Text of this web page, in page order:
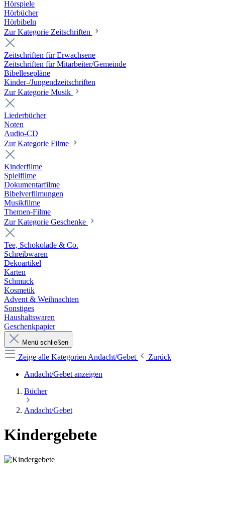
Hörspiele
Hörbücher
Hörbibeln
Zur Kategorie Zeitschriften
Zeitschriften für Erwachsene
Zeitschriften für Mitarbeiter/Gemeinde
Bibellesepläne
Kinder-/Jungendzeitschriften
Zur Kategorie Musik
Liederbücher
Noten
Audio-CD
Zur Kategorie Filme
Kinderfilme
Spielfilme
Dokumentarfilme
Bibelverfilmungen
Musikfilme
Themen-Filme
Zur Kategorie Geschenke
Tee, Schokolade & Co.
Schreibwaren
Dekoartikel
Karten
Schmuck
Kosmetik
Advent & Weihnachten
Sonstiges
Haushaltswaren
Geschenkpapier
Menü schließen
Zeige alle Kategorien Andacht/Gebet
Zurück
Andacht/Gebet anzeigen
Bücher
Andacht/Gebet
Kindergebete